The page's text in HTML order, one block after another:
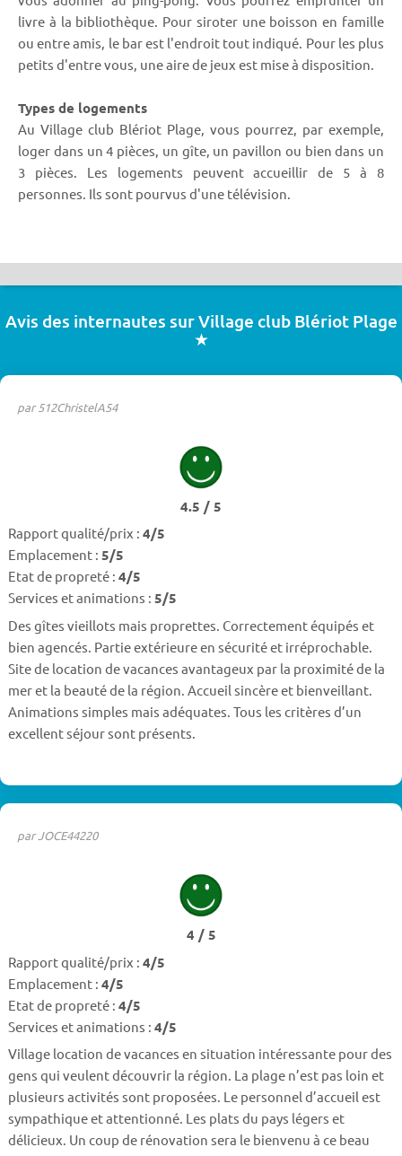
livre à la bibliothèque. Pour siroter une boisson en famille
ou entre amis, le bar est l'endroit tout indiqué. Pour les plus
petits d'entre vous, une aire de jeux est mise à disposition.
Types de logements
Au Village club Blériot Plage, vous pourrez, par exemple,
loger dans un 4 pièces, un gîte, un pavillon ou bien dans un
3 pièces. Les logements peuvent accueillir de 5 à 8
personnes. Ils sont pourvus d'une télévision.
Avis des internautes sur Village club Blériot Plage
★
par 512ChristelA54
4.5 / 5
Rapport qualité/prix : 4/5
Emplacement : 5/5
Etat de propreté : 4/5
Services et animations : 5/5
Des gîtes vieillots mais proprettes. Correctement équipés et
bien agencés. Partie extérieure en sécurité et irréprochable.
Site de location de vacances avantageux par la proximité de la
mer et la beauté de la région. Accueil sincère et bienveillant.
Animations simples mais adéquates. Tous les critères d’un
excellent séjour sont présents.
par JOCE44220
4 / 5
Rapport qualité/prix : 4/5
Emplacement : 4/5
Etat de propreté : 4/5
Services et animations : 4/5
Village location de vacances en situation intéressante pour des
gens qui veulent découvrir la région. La plage n’est pas loin et
plusieurs activités sont proposées. Le personnel d’accueil est
sympathique et attentionné. Les plats du pays légers et
délicieux. Un coup de rénovation sera le bienvenu à ce beau